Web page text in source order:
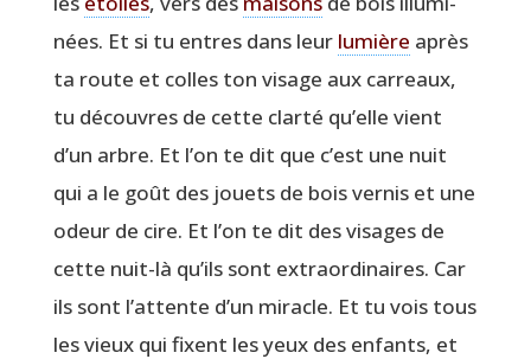
nées. Et si tu entres dans leur lumière après
ta route et colles ton visage aux car­reaux,
tu découvres de cette clar­té qu’elle vient
d’un arbre. Et l’on te dit que c’est une nuit
qui a le goût des jouets de bois ver­nis et une
odeur de cire. Et l’on te dit des visages de
cette nuit-là qu’ils sont extra­or­di­naires. Car
ils sont l’attente d’un miracle. Et tu vois tous
les vieux qui fixent les yeux des enfants, et